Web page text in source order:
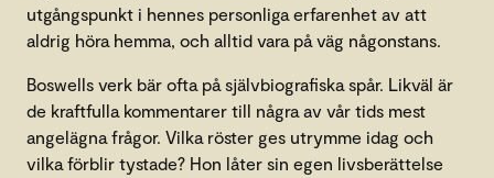
utgångspunkt i hennes personliga erfarenhet av att
aldrig höra hemma, och alltid vara på väg någonstans.
Boswells verk bär ofta på självbiografiska spår. Likväl är
de kraftfulla kommentarer till några av vår tids mest
angelägna frågor. Vilka röster ges utrymme idag och
vilka förblir tystade? Hon låter sin egen livsberättelse